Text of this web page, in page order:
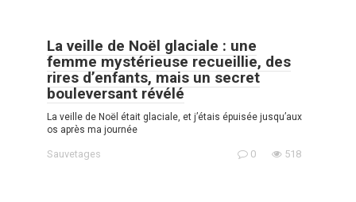
La veille de Noël glaciale : une
femme mystérieuse recueillie, des
rires d’enfants, mais un secret
bouleversant révélé
La veille de Noël était glaciale, et j’étais épuisée jusqu’aux
os après ma journée
Sauvetages 0 518